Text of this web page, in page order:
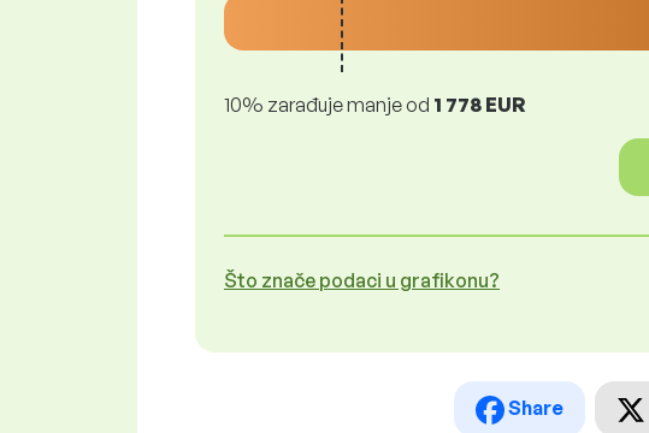
10% zarađuje manje od 1 778 EUR
Što znače podaci u grafikonu?
Share